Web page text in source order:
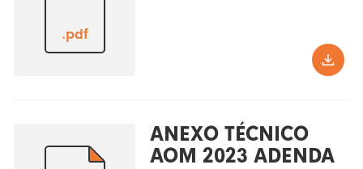
.pdf
ANEXO TÉCNICO
AOM 2023 ADENDA